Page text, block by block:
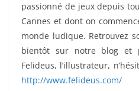
passionné de jeux depuis
Cannes et dont on
monde ludique. Retrouvez
bientôt sur notre blog et
Felideus, l’illustrateur,
http://www.felideus.com/